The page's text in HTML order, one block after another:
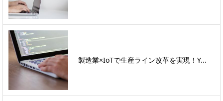
製造業×IoTで生産ライン改革を実現！Y...